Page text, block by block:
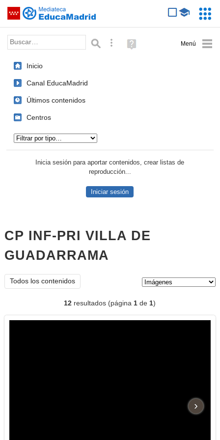
Saltar navegación
Palabra o frase: Búsqueda avanzada
Ayuda
(en
Inicio
Canal EducaMadrid
Últimos contenidos
Centros
Inicia sesión para aportar contenidos, crear listas de
reproducción...
Iniciar sesión
CP INF-PRI VILLA DE
GUADARRAMA
Todos los contenidos
12 resultados (página1 de1)
›